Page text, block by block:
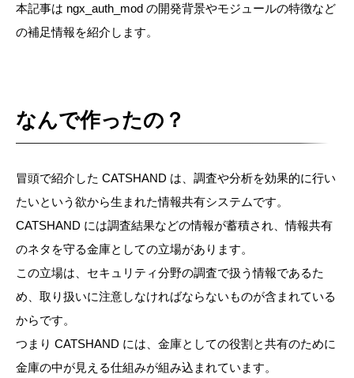
本記事は ngx_auth_mod の開発背景やモジュールの特徴など
の補足情報を紹介します。
なんで作ったの？
冒頭で紹介した CATSHAND は、調査や分析を効果的に行い
たいという欲から生まれた情報共有システムです。
CATSHAND には調査結果などの情報が蓄積され、情報共有
のネタを守る金庫としての立場があります。
この立場は、セキュリティ分野の調査で扱う情報であるた
め、取り扱いに注意しなければならないものが含まれている
からです。
つまり CATSHAND には、金庫としての役割と共有のために
金庫の中が見える仕組みが組み込まれています。